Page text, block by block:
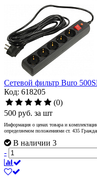
Сетевой фильтр Buro
Код: 618205
(0)
500 руб. за шт
Информация о ценах товара и
определяемом положениями ст. 435
В наличии 3
-